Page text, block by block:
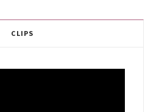
CLIPS